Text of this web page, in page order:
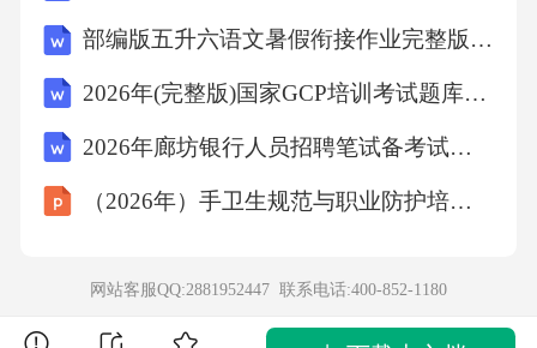
部编版五升六语文暑假衔接作业完整版 基础巩固+新知预习含答案可打印
2026年(完整版)国家GCP培训考试题库及参考答案(完整版)
2026年廊坊银行人员招聘笔试备考试题及答案详解
（2026年）手卫生规范与职业防护培训课件
网站客服QQ:2881952447 联系电话:400-852-1180